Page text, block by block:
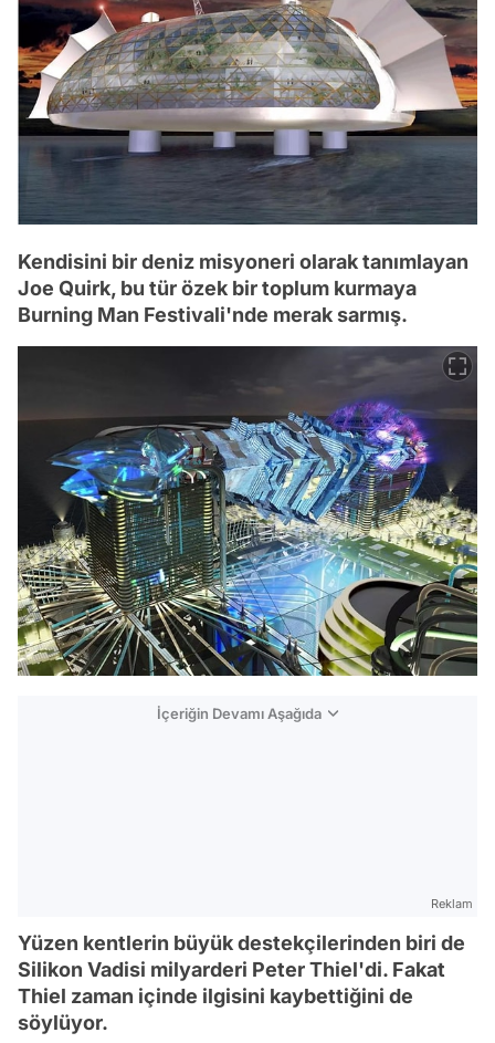
Kendisini bir deniz misyoneri olarak tanımlayan
Joe Quirk, bu tür özek bir toplum kurmaya
Burning Man Festivali'nde merak sarmış.
İçeriğin Devamı Aşağıda
Reklam
Yüzen kentlerin büyük destekçilerinden biri de
Silikon Vadisi milyarderi Peter Thiel'di. Fakat
Thiel zaman içinde ilgisini kaybettiğini de
söylüyor.